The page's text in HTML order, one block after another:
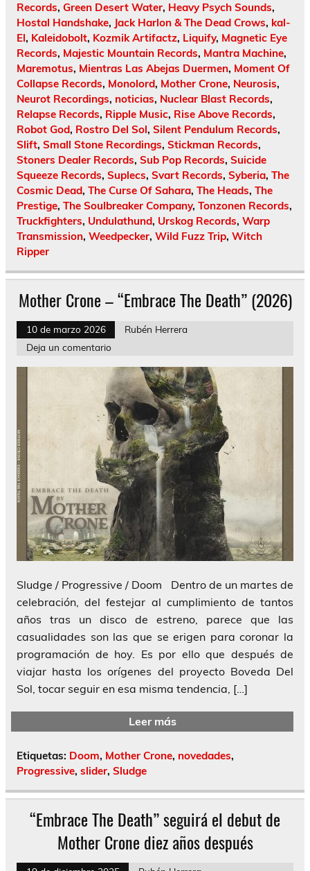
Records, Green Desert Water, Heavy Psych Sounds,
Hostal Handshake, Jack Harlon & The Dead Crows, kal-
El, Kaleidobolt, Kozmik Artifactz, Liquify, Magnetic Eye
Records, Majestic Mountain Records, Mantra Machine,
Maremotus, Mientras Las Abejas Duermen, Moment Of
Collapse Records, Monolord, Mother Crone, Neurosis,
Neurot Recordings, noticias, Nuclear Blast Records,
Relapse Records, Ripple Music, Rise Above Records,
Robot God, Rostro Del Sol, Silent Pendulum Records,
Slift, Small Stone Recordings, Stickman Records,
Stoners Dealer Records, Sub Pop Records, Suicide
Squeeze Records, Suplecs, Svart Records, Syberia, The
Cosmic Dead, The Curse Of Sahara, The Heads, The
Prestige, The Soulbreaker Company, Tonzonen Records,
Truckfighters, Undulathund, Urskog Records, Warp
Transmission, Weedpecker, Wild Fuzz Trip, Witch
Ripper
Mother Crone – “Embrace The Death” (2026)
10 de marzo 2026
Rubén Herrera
Deja un comentario
Sludge / Progressive / Doom Dentro de un martes de
celebración, del festejar al cumplimiento de tantos
años tras un disco de estreno, parece que las
casualidades son las que se erigen para coronar la
programación de hoy. Es por ello que después de
viajar hasta los orígenes del proyecto Boveda Del
Sol, tocar seguir en esa misma tendencia, […]
Leer más
Etiquetas: Doom, Mother Crone, novedades,
Progressive, slider, Sludge
“Embrace The Death” seguirá el debut de
Mother Crone diez años después